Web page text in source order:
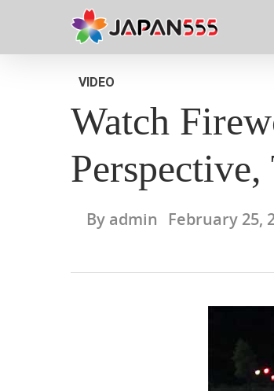
VIDEO
Watch
By admin February 25,